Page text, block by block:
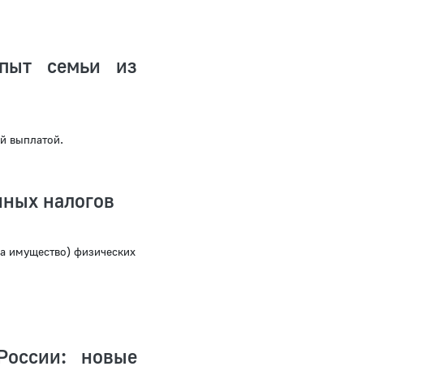
семьи из
выплатой.
налогов
имущество) физических
новые